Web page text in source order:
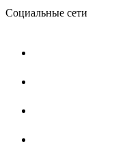
Социальные сети